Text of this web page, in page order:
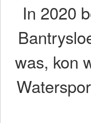
In 2020
was, kon